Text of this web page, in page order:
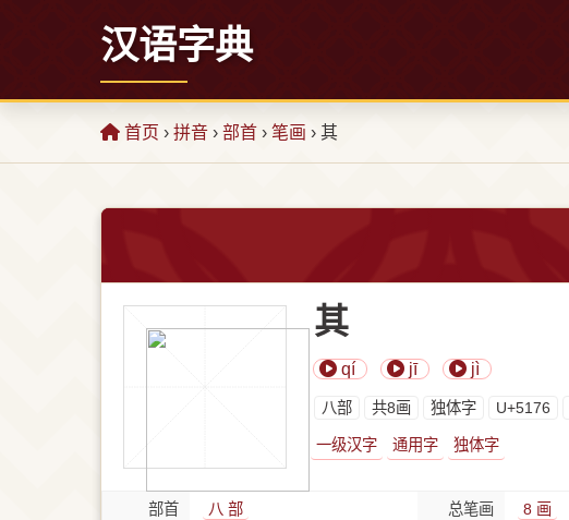
汉语字典
首页 › 拼音 › 部首 › 笔画 › 其
其
qí jī jì
⼋部 共8画 独体字 U+5176
一级汉字 通用字 独体字
部首 ⼋ 部 总笔画 8 画